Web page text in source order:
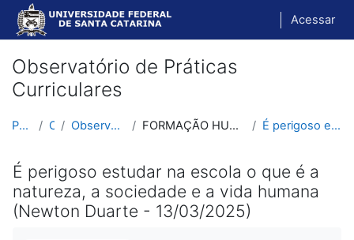
Ir para o conteúdo principal
Acessar
Observatório de Práticas
Curriculares
Página inicial Cursos Observatório de Práticas Curriculares FORMAÇÃO HUMANA INTEGRAL E OMINILATERAL - fundamentos É perigoso estudar na escola o que é a natureza, a...
É perigoso estudar na escola o que é a
natureza, a sociedade e a vida humana
(Newton Duarte - 13/03/2025)